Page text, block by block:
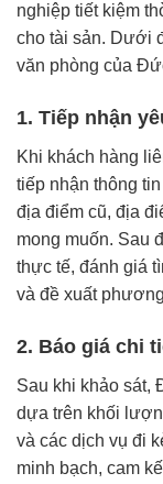
nghiệp tiết kiệm
cho tài sản. Dưới
văn phòng của
1. Tiếp nhận
Khi khách hàng
tiếp nhận thông
địa điểm cũ, địa
mong muốn. Sau
thực tế, đánh giá
và đề xuất
2. Báo giá chi
Sau khi khảo sát,
dựa trên khối
và các dịch vụ đi
minh bạch, cam